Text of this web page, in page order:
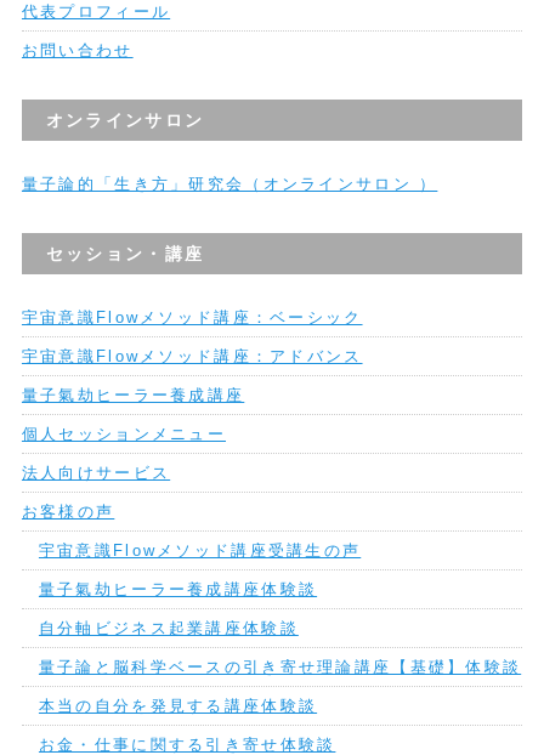
代表プロフィール
お問い合わせ
オンラインサロン
量子論的「生き方」研究会（オンラインサロン ）
セッション・講座
宇宙意識Flowメソッド講座：ベーシック
宇宙意識Flowメソッド講座：アドバンス
量子氣劫ヒーラー養成講座
個人セッションメニュー
法人向けサービス
お客様の声
宇宙意識Flowメソッド講座受講生の声
量子氣劫ヒーラー養成講座体験談
自分軸ビジネス起業講座体験談
量子論と脳科学ベースの引き寄せ理論講座【基礎】体験談
本当の自分を発見する講座体験談
お金・仕事に関する引き寄せ体験談